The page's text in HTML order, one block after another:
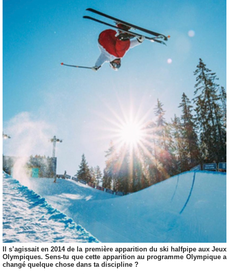
Il s’agissait en 2014 de la première apparition du ski halfpipe aux Jeux
Olympiques. Sens-tu que cette apparition au programme Olympique a
changé quelque chose dans ta discipline ?